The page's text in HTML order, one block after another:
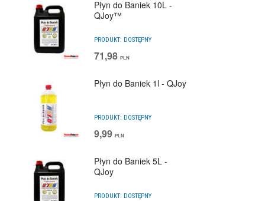
Płyn do Baniek 10L -
QJoy™
PRODUKT: DOSTĘPNY
71,98 PLN
Płyn do Baniek 1l - QJoy
PRODUKT: DOSTĘPNY
9,99 PLN
Płyn do Baniek 5L -
QJoy
PRODUKT: DOSTĘPNY